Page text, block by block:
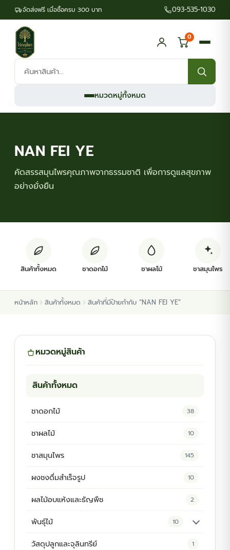
จัดส่งฟรี เมื่อซื้อครบ 300 บาท 093-535-1030
ค้นหา
สินค้า:
0
หมวดหมู่ทั้งหมด
ต้นพันธุ์สมุนไพร
ต้นพันธุ์ไม้ป่า
NAN FEI YE
คัดสรรสมุนไพรคุณภาพจากธรรมชาติ เพื่อการดูแลสุขภาพ
อย่างยั่งยืน
สินค้าทั้งหมด ชาดอกไม้ ชาผลไม้ ชาสมุนไพร
หน้าหลัก สินค้าทั้งหมด สินค้าที่มีป้ายกำกับ “NAN FEI YE”
หมวดหมู่สินค้า
สินค้าทั้งหมด
ชาดอกไม้ 38
ชาผลไม้ 10
ชาสมุนไพร 145
ผงชงดื่มสำเร็จรูป 10
ผลไม้อบแห้งและธัญพืช 2
พันธุ์ไม้ 10
ต้นพันธุ์สมุนไพร 5
วัสดุปลูกและจุลินทรีย์ 1